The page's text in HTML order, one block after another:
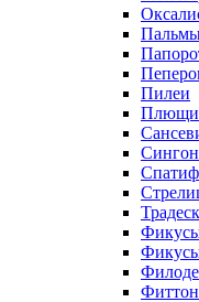
Пилеи
Плющи